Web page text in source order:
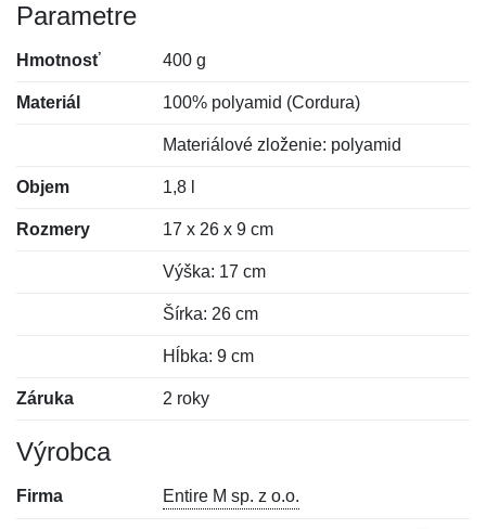
Parametre
Hmotnosť 400 g
Materiál 100% polyamid (Cordura)
Materiálové zloženie: polyamid
Objem 1,8 l
Rozmery 17 x 26 x 9 cm
Výška: 17 cm
Šírka: 26 cm
Hĺbka: 9 cm
Záruka 2 roky
Výrobca
Firma Entire M sp. z o.o.